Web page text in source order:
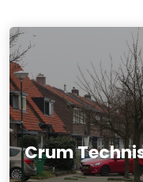
Crum